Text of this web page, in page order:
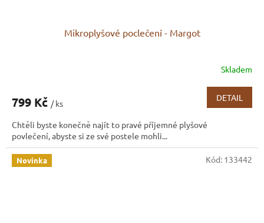
Mikroplyšové poclečení - Margot
Skladem
799 Kč / ks
DETAIL
Chtěli byste konečně najít to pravé příjemné plyšové
povlečení, abyste si ze své postele mohli...
Novinka Kód: 133442